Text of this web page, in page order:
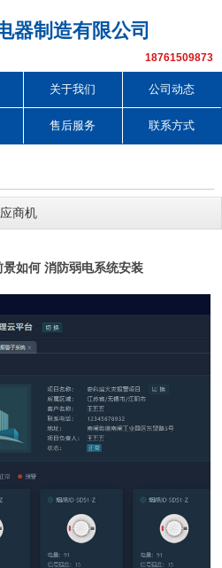
器制造有限公司
18761509873
关于我们 公司动态
售后服务 联系方式
商机
如何 消防弱电系统安装